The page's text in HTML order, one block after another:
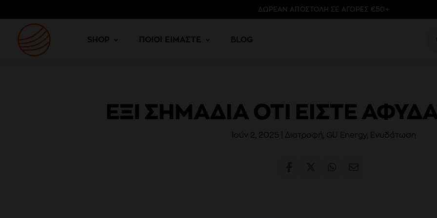
ΔΩΡΕΑΝ ΑΠΟΣΤΟΛΗ ΣΕ ΑΓΟΡΕΣ €50+
SHOP ΠΟΙΟΙ ΕΙΜΑΣΤΕ BLOG
ΈΞΙ ΣΗΜΆΔΙΑ ΌΤΙ ΕΊΣΤΕ
Ιούν 2, 2025 Διατροφή GU Energy Ενυδάτωση